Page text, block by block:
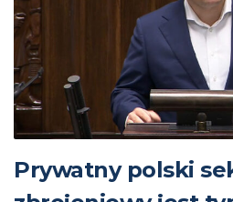
Prywatny polski